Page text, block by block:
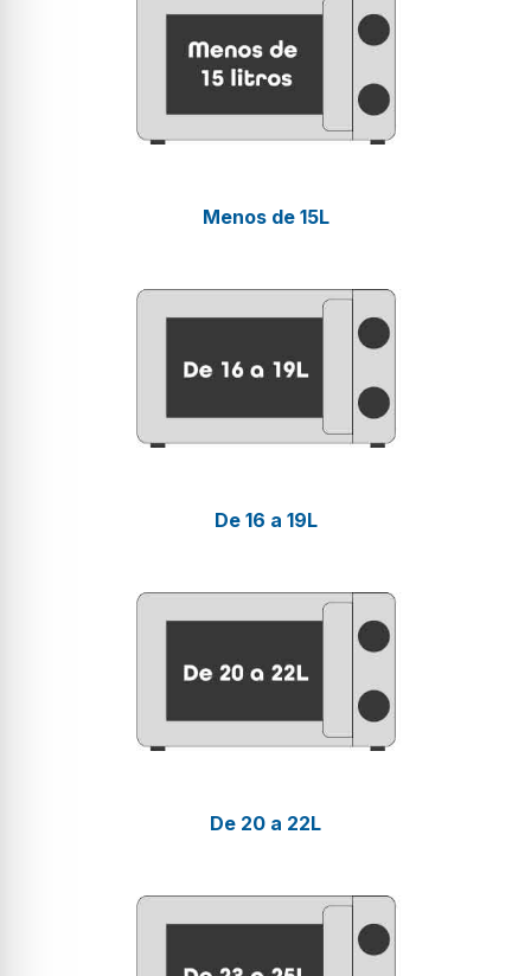
Menos de 15L
De 16 a 19L
De 20 a 22L